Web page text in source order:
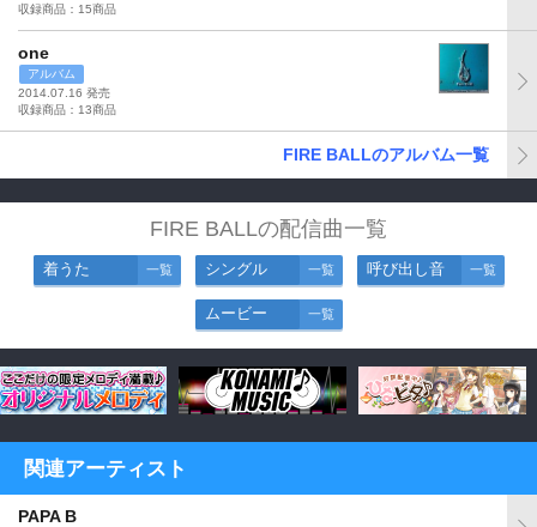
収録商品：15商品
one
アルバム
2014.07.16 発売
収録商品：13商品
FIRE BALLのアルバム一覧
FIRE BALLの配信曲一覧
着うた 一覧 シングル 一覧 呼び出し音 一覧
ムービー 一覧
関連アーティスト
PAPA B